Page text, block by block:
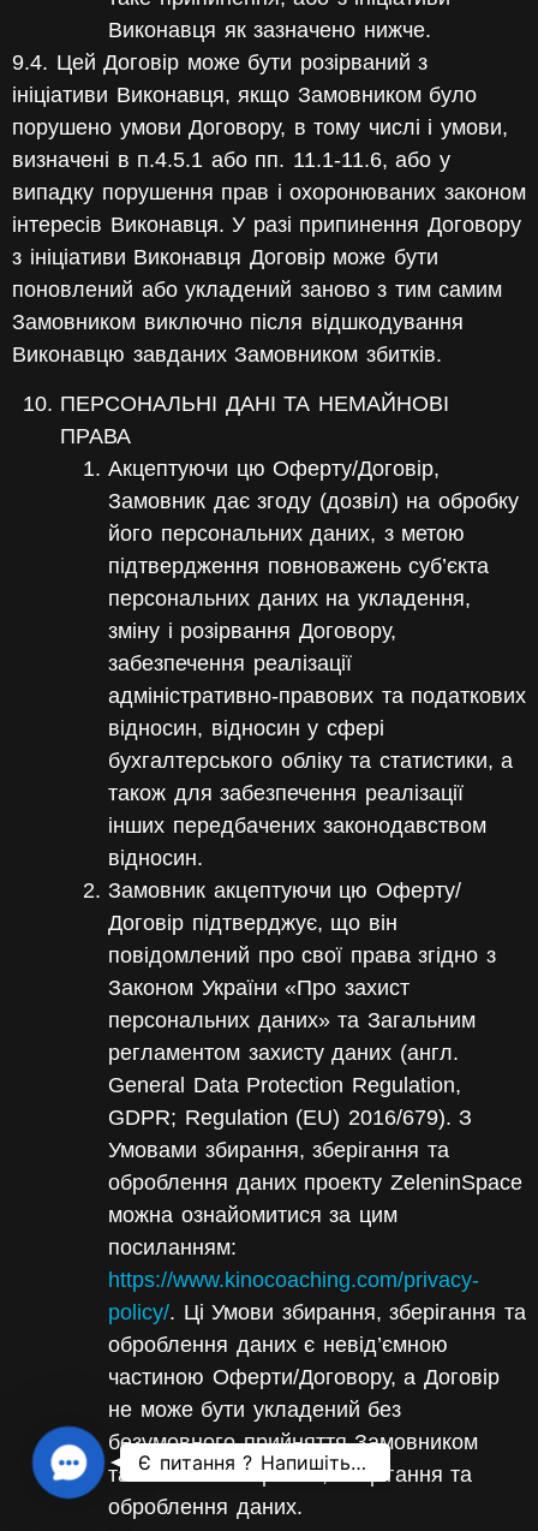
Виконавця як зазначено нижче.
9.4. Цей Договір може бути розірваний з
ініціативи Виконавця, якщо Замовником було
порушено умови Договору, в тому числі і умови,
визначені в п.4.5.1 або пп. 11.1-11.6, або у
випадку порушення прав і охоронюваних законом
інтересів Виконавця. У разі припинення Договору
з ініціативи Виконавця Договір може бути
поновлений або укладений заново з тим самим
Замовником виключно після відшкодування
Виконавцю завданих Замовником збитків.
ПЕРСОНАЛЬНІ ДАНІ ТА НЕМАЙНОВІ
ПРАВА
Акцептуючи цю Оферту/Договір,
Замовник дає згоду (дозвіл) на обробку
його персональних даних, з метою
підтвердження повноважень суб’єкта
персональних даних на укладення,
зміну і розірвання Договору,
забезпечення реалізації
адміністративно-правових та податкових
відносин, відносин у сфері
бухгалтерського обліку та статистики, а
також для забезпечення реалізації
інших передбачених законодавством
відносин.
Замовник акцептуючи цю Оферту/
Договір підтверджує, що він
повідомлений про свої права згідно з
Законом України «Про захист
персональних даних» та Загальним
регламентом захисту даних (англ.
General Data Protection Regulation,
GDPR; Regulation (EU) 2016/679). З
Умовами збирання, зберігання та
оброблення даних проекту ZeleninSpace
можна ознайомитися за цим
посиланням:
https://www.kinocoaching.com/privacy-
policy/. Ці Умови збирання, зберігання та
оброблення даних є невід’ємною
частиною Оферти/Договору, а Договір
не може бути укладений без
безумовного прийняття Замовником
таких Умов збирання, зберігання та
оброблення даних.
Contact Us